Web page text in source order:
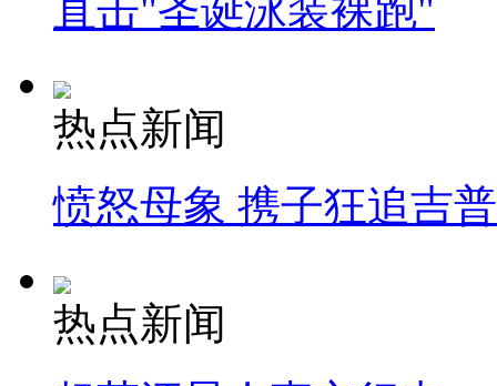
直击"圣诞泳装裸跑"
热点新闻
愤怒母象 携子狂追吉
热点新闻